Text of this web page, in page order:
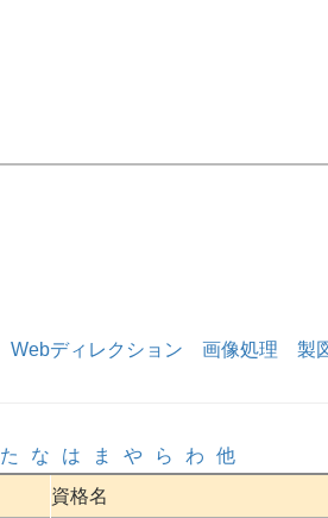
Webディレクション 画像処理 製
た な は ま や ら わ
他
資格名